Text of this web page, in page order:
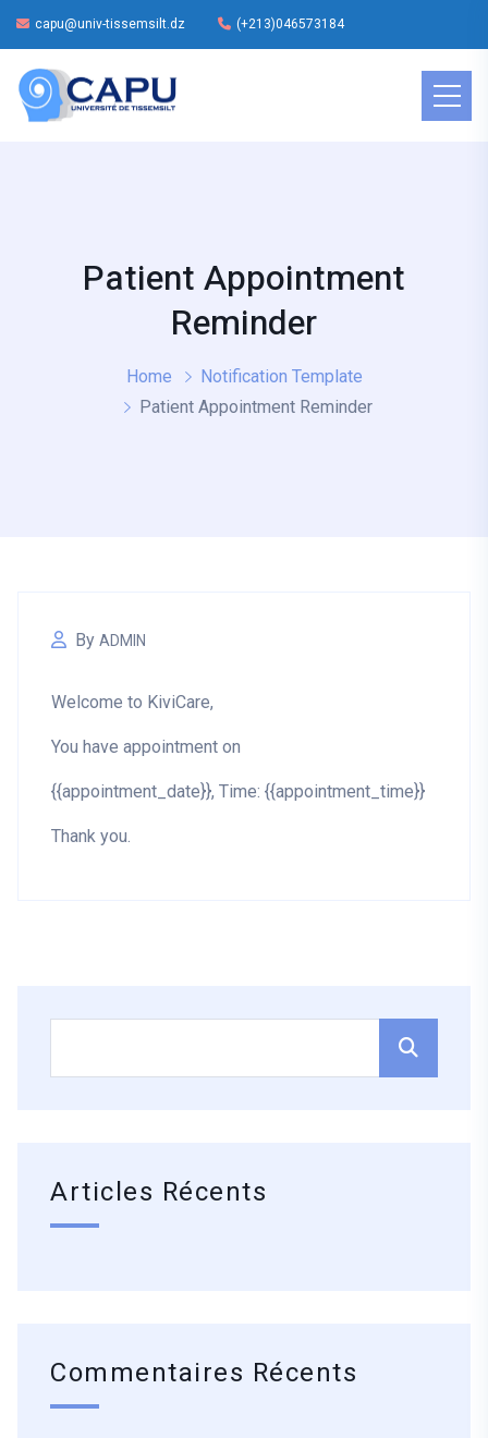
capu@univ-tissemsilt.dz (+213)046573184
Patient Appointment
Reminder
Home
Notification Template
Patient Appointment Reminder
By ADMIN
Welcome to KiviCare,
You have appointment on
{{appointment_date}}, Time: {{appointment_time}}
Thank you.
Articles Récents
Commentaires Récents